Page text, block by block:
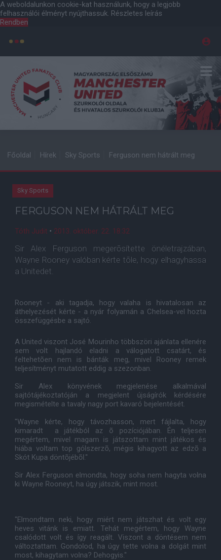
A weboldalunkon cookie-kat használunk, hogy a legjobb
felhasználói élményt nyújthassuk. Részletes leírás
Rendben
Főoldal Hírek Sky Sports Ferguson nem hátrált meg
Sky Sports
FERGUSON NEM HÁTRÁLT MEG
Tóth Judit • 2013. október. 22. 18:32
Sir Alex Ferguson megerõsítette önéletrajzában,
Wayne Rooney valóban kérte tõle, hogy elhagyhassa
a Unitedet.
Rooneyt - aki tagadja, hogy valaha is hivatalosan az
áthelyezését kérte - a nyár folyamán a Chelsea-vel hozta
összefüggésbe a sajtó.
A United viszont José Mourinho többszöri ajánlata ellenére
sem volt hajlandó eladni a válogatott csatárt, és
feltehetõen nem is bánták meg, mivel Rooney remek
teljesítményt mutatott eddig a szezonban.
Sir Alex könyvének megjelenése alkalmával
sajtótájékoztatóján a megjelent újságírók kérdésére
megismételte a tavaly nagy port kavaró bejelentését.
"Wayne kérte, hogy távozhasson, mert fájlalta, hogy
kimaradt a játékból az õ pozíciójában. Én teljesen
megértem, mivel magam is játszottam mint játékos és
hiába voltam top gólszerzõ, mégis kihagyott az edzõ a
Skót Kupa döntõjébõl."
Sir Alex Ferguson elmondta, hogy soha nem hagyta volna
ki Wayne Rooneyt, ha úgy játszik, mint most.
"Elmondtam neki, hogy miért nem játszhat és volt egy
heves vitánk is emiatt. Tehát megértem, hogy Wayne
csalódott volt és így reagált. Viszont a döntésem nem
változtattam. Gondolod, ha úgy tette volna a dolgát mint
most, kihagytam volna? Dehogyis."